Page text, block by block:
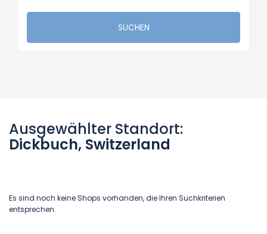
SUCHEN
Ausgewählter Standort:
Dickbuch, Switzerland
Es sind noch keine Shops vorhanden, die Ihren Suchkriterien
entsprechen.